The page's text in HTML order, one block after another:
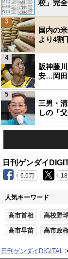
校」完
国内の
より4割
3
阪神藤
安…岡田
4
三男・
しの「
5
日刊ゲンダイ
6.6万
人気キーワード
高市首相 高校野
高市早苗 高市政
日刊ゲンダイDIGITAL